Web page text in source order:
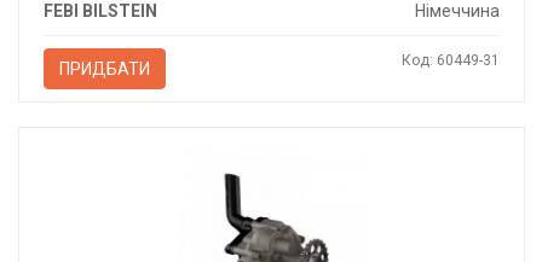
FEBI BILSTEIN
Німеччина
ПРИДБАТИ Код: 60449-31